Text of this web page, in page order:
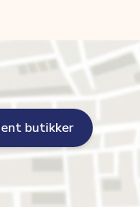
butikker